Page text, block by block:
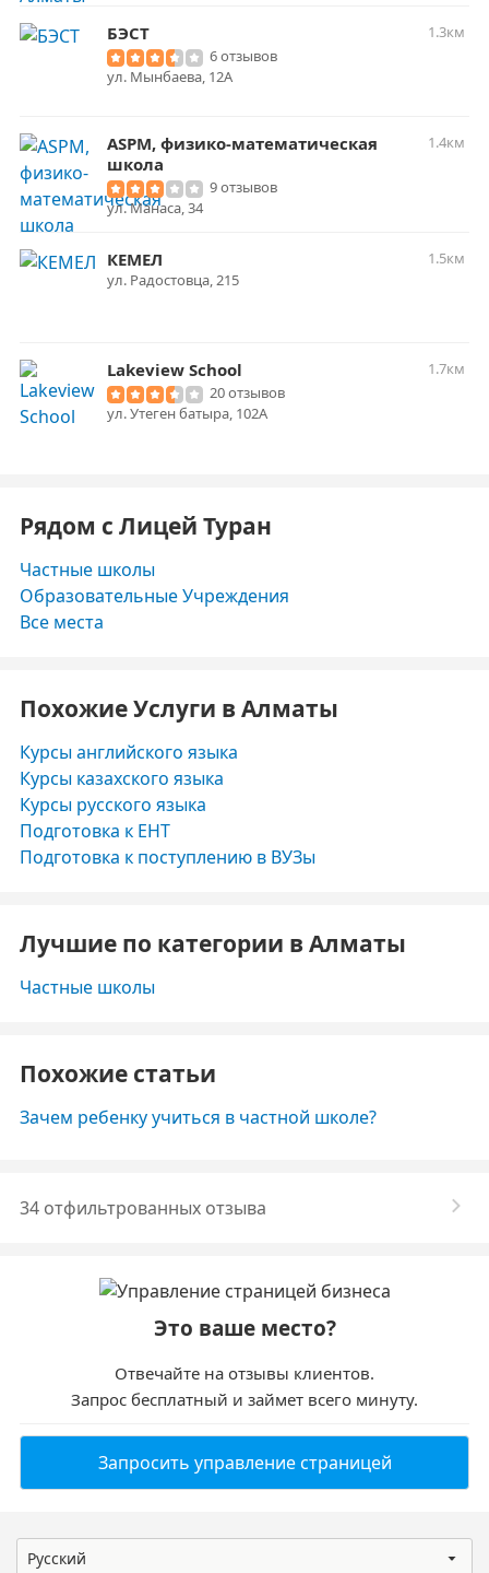
БЭСТ
1.3км
6 отзывов
ул. Мынбаева, 12А
ASPM, физико-математическая
школа
1.4км
9 отзывов
​ул. Манаса, 34
КЕМЕЛ
1.5км
ул. Радостовца, 215
Lakeview School
1.7км
20 отзывов
ул. Утеген батыра, 102А
Рядом с Лицей Туран
Частные школы
Образовательные Учреждения
Все места
Похожие Услуги в Алматы
Курсы английского языка
Курсы казахского языка
Курсы русского языка
Подготовка к ЕНТ
Подготовка к поступлению в ВУЗы
Лучшие по категории в Алматы
Частные школы
Похожие статьи
Зачем ребенку учиться в частной школе?
34 отфильтрованных отзыва
Это ваше место?
Отвечайте на отзывы клиентов.
Запрос бесплатный и займет всего минуту.
Запросить управление страницей
Русский